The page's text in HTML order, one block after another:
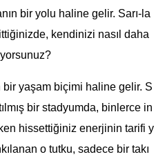
bir yolu haline gelir. Sarı-la
kendinizi nasıl daha
yaşam biçimi haline gelir. S
bir stadyumda, binlerce in
hissettiğiniz enerjinin tarifi y
o tutku, sadece bir takı